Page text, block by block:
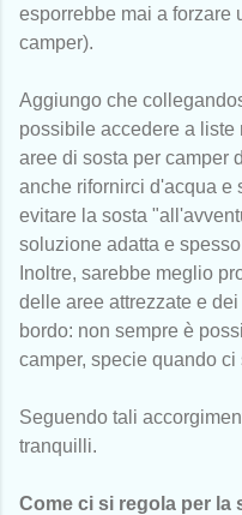
esporrebbe mai a forzare
camper).
Aggiungo che
possibile accedere a liste
aree di sosta per camper
anche rifornirci d'acqua e
evitare la sosta
soluzione adatta e
Inoltre, sarebbe meglio
delle aree attrezzate e
bordo: non sempre è
camper, specie quando ci
Seguendo tali
tranquilli.
Come ci si regola per la